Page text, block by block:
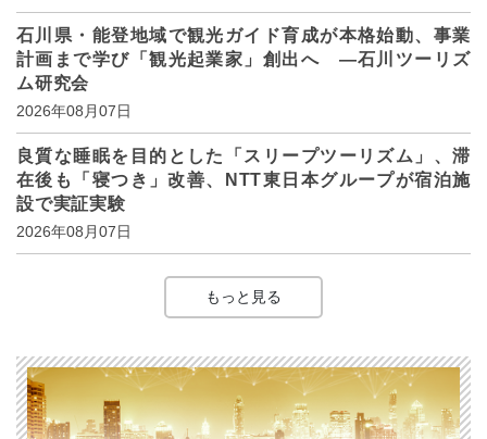
石川県・能登地域で観光ガイド育成が本格始動、事業
計画まで学び「観光起業家」創出へ ―石川ツーリズ
ム研究会
2026年08月07日
良質な睡眠を目的とした「スリープツーリズム」、滞
在後も「寝つき」改善、NTT東日本グループが宿泊施
設で実証実験
2026年08月07日
もっと見る